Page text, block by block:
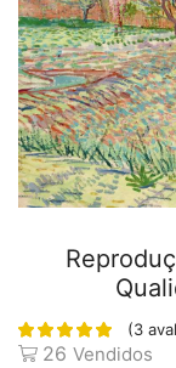
(3
26 Vendidos